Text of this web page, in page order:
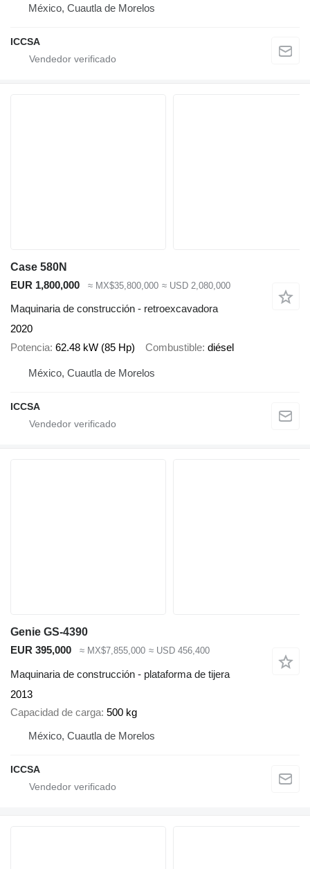
México, Cuautla de Morelos
ICCSA
Case 580N
EUR 1,800,000
≈ MX$35,800,000 ≈ USD 2,080,000
Maquinaria de construcción - retroexcavadora
2020
Potencia 62.48 kW (85 Hp) Combustible diésel
México, Cuautla de Morelos
ICCSA
Genie GS-4390
EUR 395,000
≈ MX$7,855,000 ≈ USD 456,400
Maquinaria de construcción - plataforma de tijera
2013
Capacidad de carga 500 kg
México, Cuautla de Morelos
ICCSA